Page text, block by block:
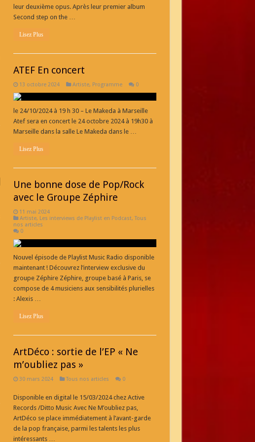
II
leur deuxième opus. Après leur premier album
Second step on the …
Lisez Plus
ATEF En concert
13 octobre 2024 Artiste, Programme 0
le 24/10/2024 à 19 h 30 – Le Makeda à Marseille
Atef sera en concert le 24 octobre 2024 à 19h30 à
Marseille dans la salle Le Makeda dans le …
Lisez Plus
Une bonne dose de Pop/Rock
avec le Groupe Zéphire
11 mai 2024
Artiste, Les interviews de Playlist en Podcast,Tous
nos articles
0
Nouvel épisode de Playlist Music Radio disponible
maintenant ! Découvrez l’interview exclusive du
groupe Zéphire Zéphire, groupe basé à Paris, se
compose de 4 musiciens aux sensibilités plurielles
: Alexis …
Lisez Plus
ArtDéco : sortie de l’EP « Ne
m’oubliez pas »
30 mars 2024 Tous nos articles 0
Disponible en digital le 15/03/2024 chez Active
Records /Ditto Music Avec Ne M’oubliez pas,
ArtDéco se place immédiatement à l’avant-garde
de la pop française, parmi les talents les plus
intéressants …